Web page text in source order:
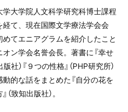
大学院人文科学研究科博士課程
て、現在国際文学療法学会会
てエニアグラムを紹介したこと
ン学会名誉会長。著書に『幸せ
社）『９つの性格』（PHP研究所）
的な話をまとめた『自分の花を
致知出版社）。